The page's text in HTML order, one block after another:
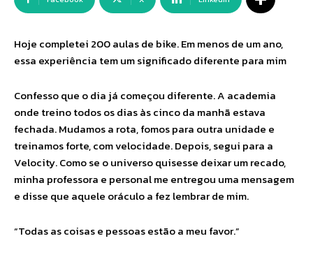
Hoje completei 200 aulas de bike. Em menos de um ano,
essa experiência tem um significado diferente para mim
Confesso que o dia já começou diferente. A academia
onde treino todos os dias às cinco da manhã estava
fechada. Mudamos a rota, fomos para outra unidade e
treinamos forte, com velocidade. Depois, segui para a
Velocity. Como se o universo quisesse deixar um recado,
minha professora e personal me entregou uma mensagem
e disse que aquele oráculo a fez lembrar de mim.
“Todas as coisas e pessoas estão a meu favor.”